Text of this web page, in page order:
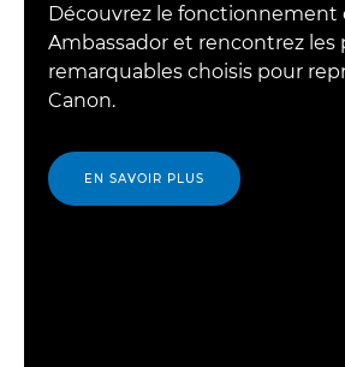
Découvrez le fonctionnement
Ambassador et rencontrez les
remarquables choisis pour
Canon.
EN SAVOIR PLUS